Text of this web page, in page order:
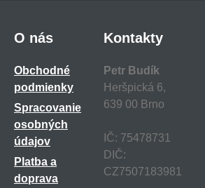
O nás
Obchodné
podmienky
Spracovanie
osobných
údajov
Platba a
doprava
Kontakty
Petr Budík
Heršpická 6,
639 00 Brno
IČ: 75478731
DIČ:
CZ7507183981